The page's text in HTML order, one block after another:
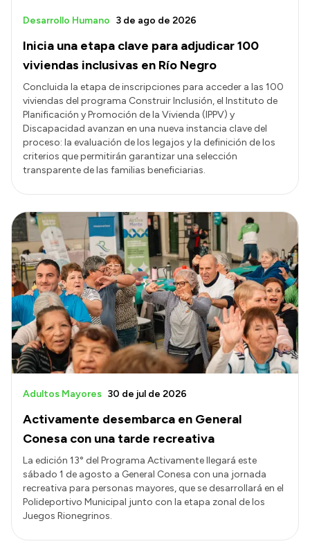
Inicia una etapa clave para adjudicar 100
viviendas inclusivas en Río Negro
Desarrollo Humano 3 de ago de 2026
Concluida la etapa de inscripciones para acceder a las 100
viviendas del programa Construir Inclusión, el Instituto de
Planificación y Promoción de la Vivienda (IPPV) y
Discapacidad avanzan en una nueva instancia clave del
proceso: la evaluación de los legajos y la definición de los
criterios que permitirán garantizar una selección
transparente de las familias beneficiarias.
Activamente desembarca en General
Conesa con una tarde recreativa
Adultos Mayores 30 de jul de 2026
La edición 13° del Programa Activamente llegará este
sábado 1 de agosto a General Conesa con una jornada
recreativa para personas mayores, que se desarrollará en el
Polideportivo Municipal junto con la etapa zonal de los
Juegos Rionegrinos.